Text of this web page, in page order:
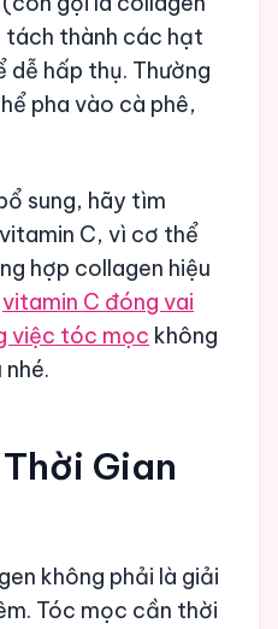
thành các hạt
dễ hấp thụ. Thường
pha vào cà phê,
sung, hãy tìm
C, vì cơ thể
hợp collagen hiệu
vitamin C đóng vai
việc tóc mọc không
Gian
không phải là giải
Tóc mọc cần thời